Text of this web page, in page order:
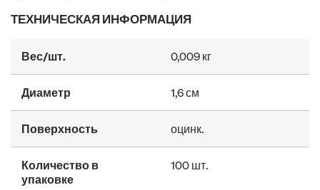
ТЕХНИЧЕСКАЯ ИНФОРМАЦИЯ
Вес/шт. 0,009 кг
Диаметр 1,6 см
Поверхность оцинк.
Количество в
упаковке
100 шт.